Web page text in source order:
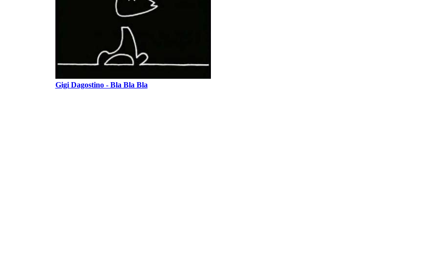
Gigi Dagostino - Bla Bla Bla